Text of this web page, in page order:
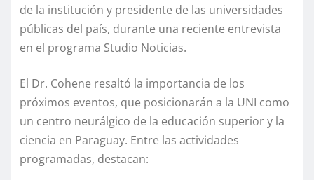
de la institución y presidente de las universidades
públicas del país, durante una reciente entrevista
en el programa Studio Noticias.
El Dr. Cohene resaltó la importancia de los
próximos eventos, que posicionarán a la UNI como
un centro neurálgico de la educación superior y la
ciencia en Paraguay. Entre las actividades
programadas, destacan: